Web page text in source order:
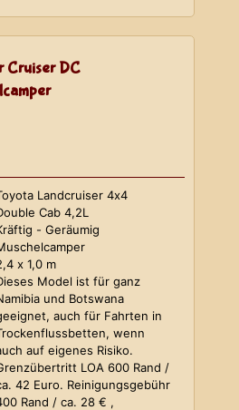
Cruiser DC
Landcruiser 4x4
Cab 4,2L
- Geräumig
x 1,0 m
Model ist für ganz
und Botswana
auch für Fahrten in
wenn
auf eigenes Risiko.
LOA 600 Rand /
42 Euro. Reinigungsgebühr
Rand / ca. 28 € ,